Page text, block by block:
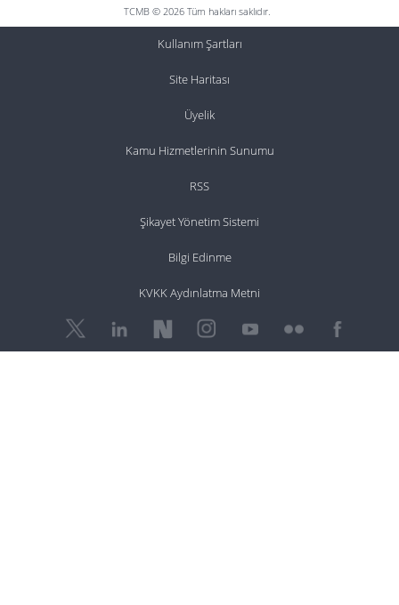
TCMB © 2026 Tüm hakları saklıdır.
Kullanım Şartları
Site Haritası
Üyelik
Kamu Hizmetlerinin Sunumu
RSS
Şikayet Yönetim Sistemi
Bilgi Edinme
KVKK Aydınlatma Metni